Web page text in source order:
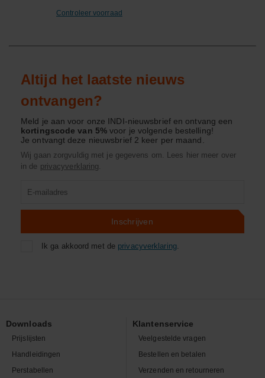
Controleer voorraad
Altijd het laatste nieuws
ontvangen?
Meld je aan voor onze INDI-nieuwsbrief en ontvang een
kortingscode van 5%voor je volgende bestelling!
Je ontvangt deze nieuwsbrief 2 keer per maand.
Wij gaan zorgvuldig met je gegevens om. Lees hier meer over
in de privacyverklaring.
Inschrijven
Ik ga akkoord met de privacyverklaring.
Downloads
Prijslijsten
Handleidingen
Perstabellen
Klantenservice
Veelgestelde vragen
Bestellen en betalen
Verzenden en retourneren